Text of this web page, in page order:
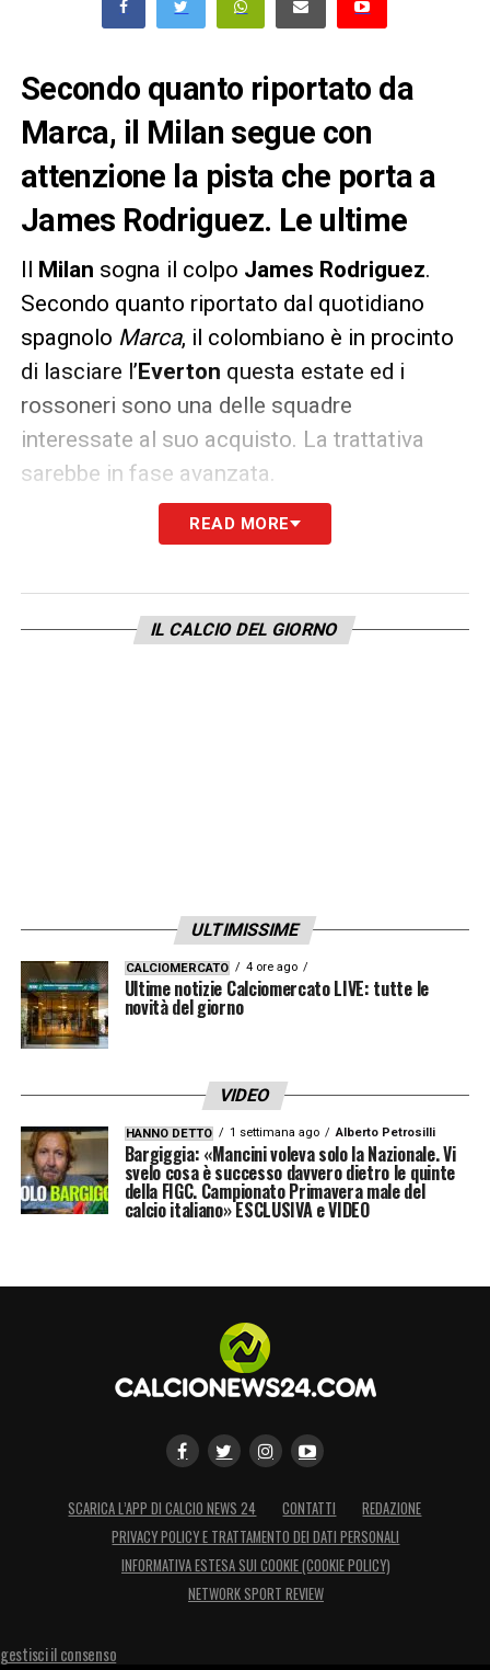
Secondo quanto riportato da
Marca, il Milan segue con
attenzione la pista che porta a
James Rodriguez. Le ultime
Il Milan sogna il colpo James Rodriguez.
Secondo quanto riportato dal quotidiano
spagnolo Marca, il colombiano è in procinto
di lasciare l’Everton questa estate ed i
rossoneri sono una delle squadre
interessate al suo acquisto. La trattativa
sarebbe in fase avanzata.
Sempre Marca parla di un’offerta presentata
incontro conJorge Mendesgià fissato per
la settimana prossima per sondare il terreno
READ MORE
IL CALCIO DEL GIORNO
ULTIMISSIME
CALCIOMERCATO 4 ore ago
Ultime notizie Calciomercato LIVE: tutte le
novità del giorno
VIDEO
HANNO DETTO 1 settimana ago Alberto Petrosilli
Bargiggia: «Mancini voleva solo la Nazionale. Vi
svelo cosa è successo davvero dietro le quinte
della FIGC. Campionato Primavera male del
calcio italiano» ESCLUSIVA e VIDEO
SCARICA L’APP DI CALCIO NEWS 24 CONTATTI
REDAZIONE
PRIVACY POLICY E TRATTAMENTO DEI DATI PERSONALI
INFORMATIVA ESTESA SUI COOKIE (COOKIE POLICY)
NETWORK SPORT REVIEW
gestisci il consenso